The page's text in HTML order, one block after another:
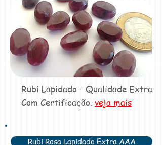
Rubi Lapidado - Qualidade Extra
Com Certificação. veja mais
Rubi Rosa Lapidado Extra AAA